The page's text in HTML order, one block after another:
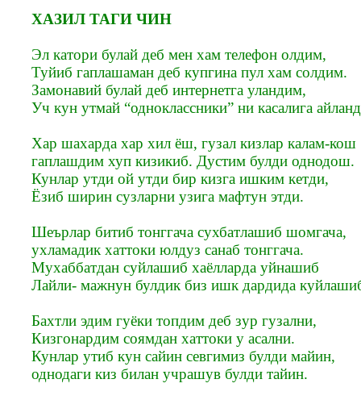
XАЗИЛ ТАГИ ЧИН
Эл катори булай деб мен хам телефон олдим,
Туйиб гаплашаман деб купгина пул хам солдим.
Замонавий булай деб интернетга уландим,
Уч кун утмай “одноклассники” ни касалига
Хар шахарда хар хил ёш, гузал кизлар калам-кош
гаплашдим хуп кизикиб. Дустим булди однодош.
Кунлар утди ой утди бир кизга ишким кетди,
Ёзиб ширин сузларни узига мафтун этди.
Шеърлар битиб тонггача сухбатлашиб шомгача,
ухламадик хаттоки юлдуз санаб тонггача.
Мухаббатдан суйлашиб хаёлларда уйнашиб
Лайли- мажнун булдик биз ишк дардида
Бахтли эдим гуёки топдим деб зур гузални,
Кизгонардим соямдан хаттоки у асални.
Кунлар утиб кун сайин севгимиз булди майин,
однодаги киз билан учрашув булди тайин.